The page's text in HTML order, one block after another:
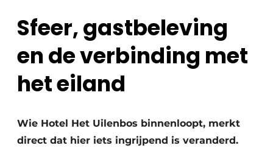
Sfeer, gastbeleving
en de verbinding met
het eiland
Wie Hotel Het Uilenbos binnenloopt, merkt
direct dat hier iets ingrijpend is veranderd.